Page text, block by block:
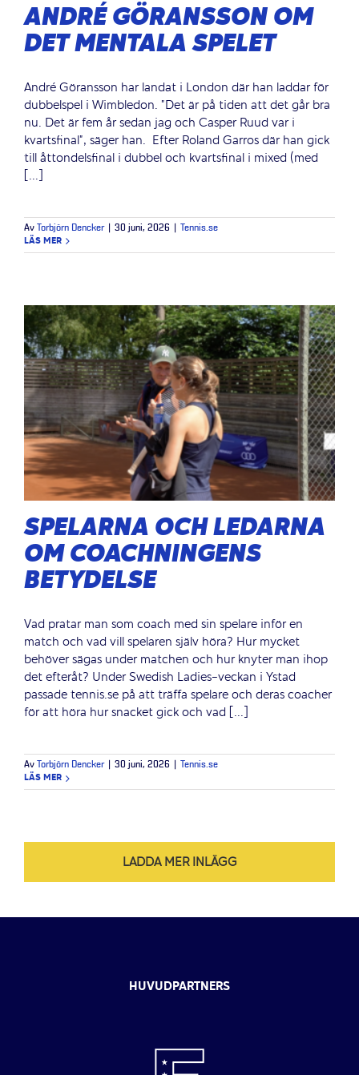
ANDRÉ GÖRANSSON OM
DET MENTALA SPELET
André Göransson har landat i London där han laddar för
dubbelspel i Wimbledon. "Det är på tiden att det går bra
nu. Det är fem år sedan jag och Casper Ruud var i
kvartsfinal", säger han. Efter Roland Garros där han gick
till åttondelsfinal i dubbel och kvartsfinal i mixed (med
[...]
Av Torbjörn Dencker 30 juni, 2026 Tennis.se
LÄS MER
SPELARNA OCH LEDARNA
OM COACHNINGENS
BETYDELSE
Vad pratar man som coach med sin spelare inför en
match och vad vill spelaren själv höra? Hur mycket
behöver sägas under matchen och hur knyter man ihop
det efteråt? Under Swedish Ladies-veckan i Ystad
passade tennis.se på att träffa spelare och deras coacher
för att höra hur snacket gick och vad [...]
Av Torbjörn Dencker 30 juni, 2026 Tennis.se
LÄS MER
LADDA MER INLÄGG
HUVUDPARTNERS